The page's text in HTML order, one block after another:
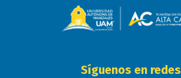
Síguenos en redes